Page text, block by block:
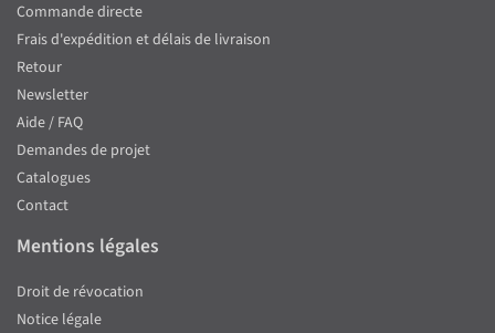
Commande directe
Frais d'expédition et délais de livraison
Retour
Newsletter
Aide / FAQ
Demandes de projet
Catalogues
Contact
Mentions légales
Droit de révocation
Notice légale